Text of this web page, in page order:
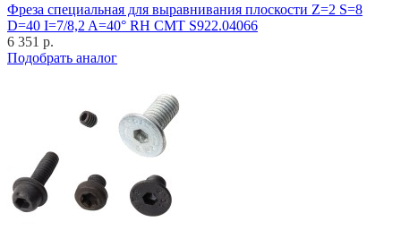
Фреза специальная для выравнивания плоскости Z=2 S=8
D=40 I=7/8,2 A=40° RH CMT S922.04066
6 351 р.
Подобрать аналог